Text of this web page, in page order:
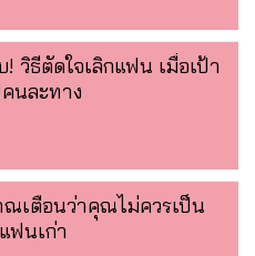
! วิธีตัดใจเลิกแฟน เมื่อเป้า
นละทาง
เตือนว่าคุณไม่ควรเป็น
ฟนเก่า